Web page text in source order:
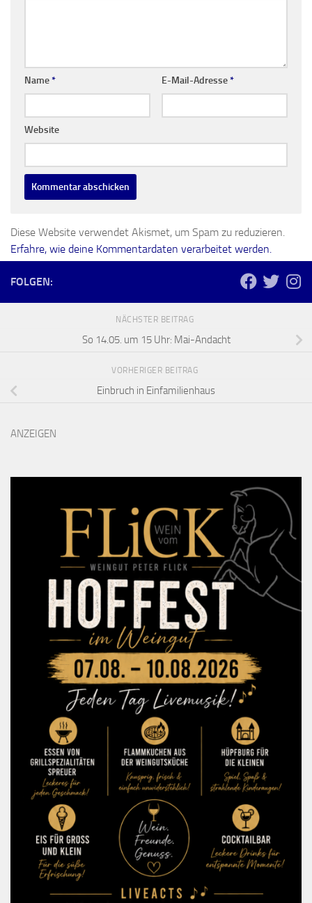
Name* E-Mail-Adresse*
Website
Diese Website verwendet Akismet, um Spam zu reduzieren.
Erfahre, wie deine Kommentardaten verarbeitet werden.
FOLGEN:
NÄCHSTER BEITRAG
So 14.05. um 15 Uhr: Mai-Andacht
VORHERIGER BEITRAG
Einbruch in Einfamilienhaus
ANZEIGEN